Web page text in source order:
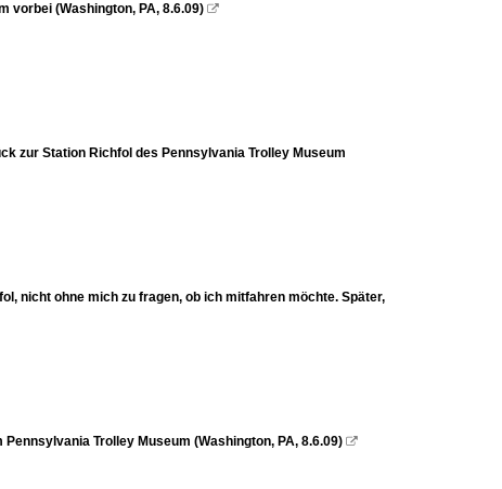
vorbei (Washington, PA, 8.6.09) 
zur Station Richfol des Pennsylvania Trolley Museum
nicht ohne mich zu fragen, ob ich mitfahren möchte. Später,
Trolley Museum (Washington, PA, 8.6.09) 